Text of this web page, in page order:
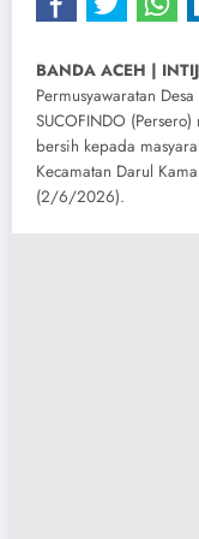
BANDA ACEH |
Permusyawaratan
SUCOFINDO
bersih kepada
Kecamatan Darul
(2/6/2026).